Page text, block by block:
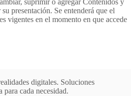
suprimir o agregar Contenidos y
presentación. Se entenderá que el
vigentes en el momento en que accede
digitales. Soluciones
para cada necesidad.